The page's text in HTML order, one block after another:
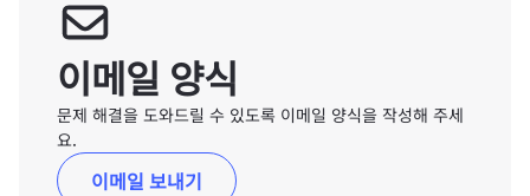
이메일 양식
문제 해결을 도와드릴 수 있도록 이메일 양식을 작성해 주세
요.
이메일 보내기